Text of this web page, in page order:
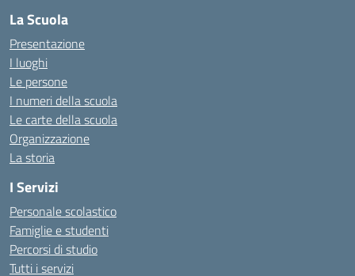
La Scuola
Presentazione
I luoghi
Le persone
I numeri della scuola
Le carte della scuola
Organizzazione
La storia
I Servizi
Personale scolastico
Famiglie e studenti
Percorsi di studio
Tutti i servizi